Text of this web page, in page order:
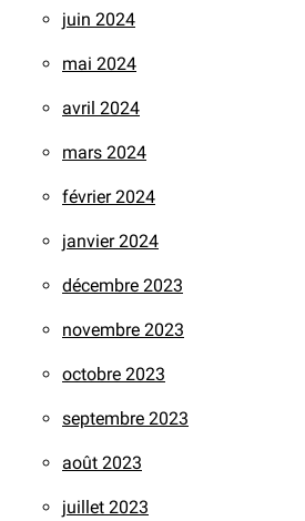
juin 2024
mai 2024
avril 2024
mars 2024
février 2024
janvier 2024
décembre 2023
novembre 2023
octobre 2023
septembre 2023
août 2023
juillet 2023